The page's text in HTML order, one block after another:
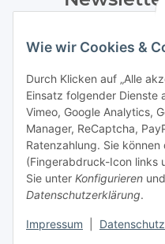
Wie wir Cookies &
Durch Klicken auf „Alle
Einsatz folgender Dienste
Vimeo, Google Analytics,
Manager, ReCaptcha,
Ratenzahlung. Sie
(Fingerabdruck-Icon links
Sie unter Konfigurieren
Datenschutzerklärung.
Impressum Datenschutz
Datenschutzerklärung
Informationen
Gesetzliche Informationen